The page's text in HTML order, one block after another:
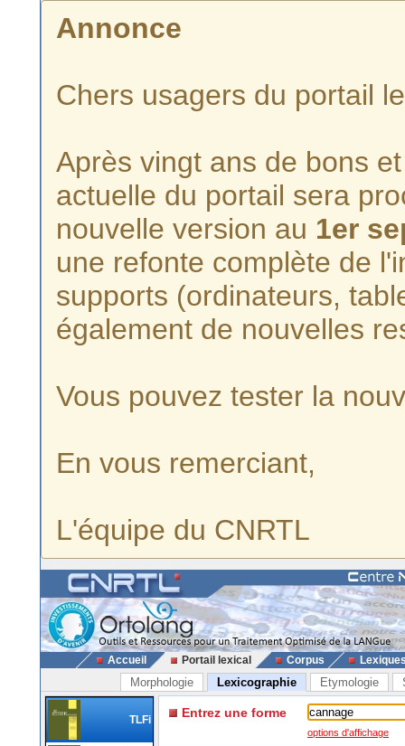
Annonce
Chers usagers du portail
Après vingt ans de bons
actuelle du portail sera
nouvelle version au 1er
une refonte complète de
supports (ordinateurs,
également de nouvelles
Vous pouvez tester la
En vous remerciant,
L'équipe du CNRTL
Accueil Portail lexical Corpus
Morphologie Lexicographie Etymologie
TLFi Entrez une forme
options d'affichage